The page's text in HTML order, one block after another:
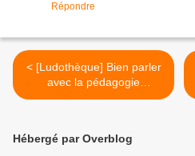
Répondre
< [Ludothèque] Bien parler
avec la pédagogie
Montessori (0-3 ans): 104
jeune enfant
Hébergé par Overblog